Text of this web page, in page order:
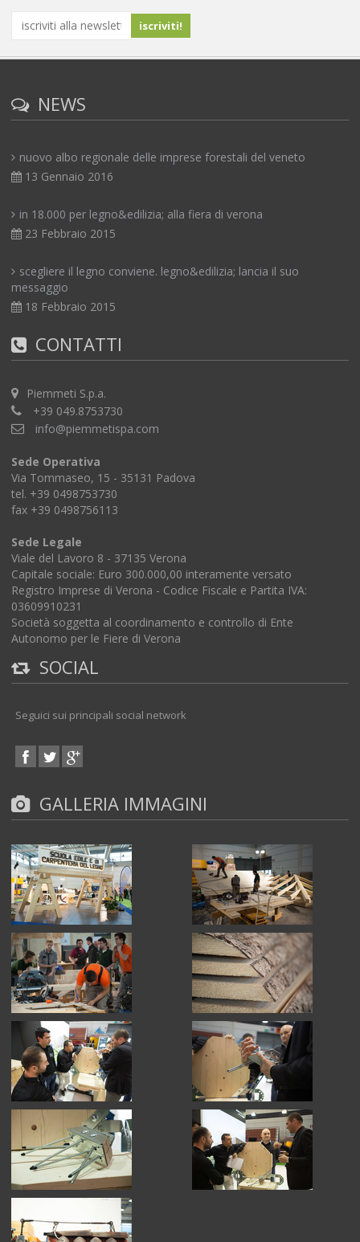
NEWS
nuovo albo regionale delle imprese forestali del veneto
13 Gennaio 2016
in 18.000 per legno&edilizia; alla fiera di verona
23 Febbraio 2015
scegliere il legno conviene. legno&edilizia; lancia il suo
messaggio
18 Febbraio 2015
CONTATTI
Piemmeti S.p.a.
+39 049.8753730
info@piemmetispa.com
Sede Operativa
Via Tommaseo, 15 - 35131 Padova
tel. +39 0498753730
fax +39 0498756113
Sede Legale
Viale del Lavoro 8 - 37135 Verona
Capitale sociale: Euro 300.000,00 interamente versato
Registro Imprese di Verona - Codice Fiscale e Partita IVA:
03609910231
Società soggetta al coordinamento e controllo di Ente
Autonomo per le Fiere di Verona
SOCIAL
Seguici sui principali social network
GALLERIA IMMAGINI